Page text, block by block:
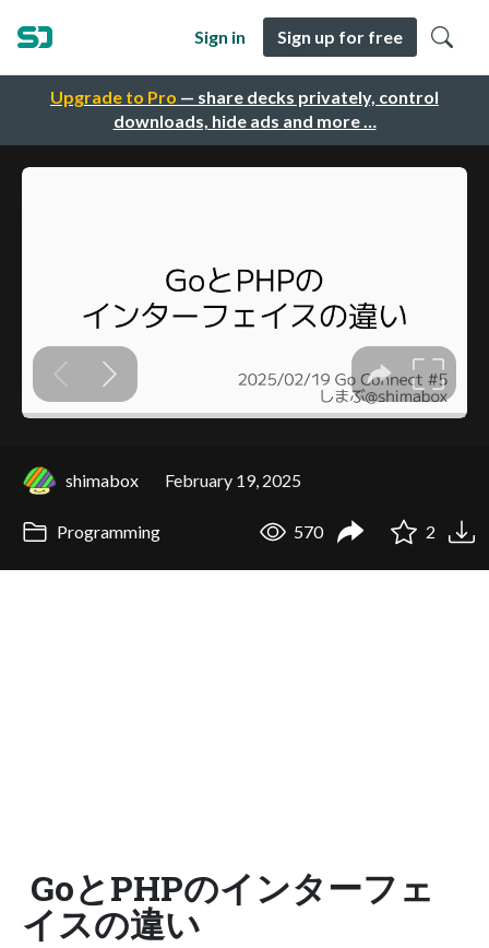
Upgrade to Pro — share decks privately, control
downloads, hide ads and more …
Sign in Sign up for free
shimabox February 19, 2025
Programming 570 2
GoとPHPのインターフェ
イスの違い